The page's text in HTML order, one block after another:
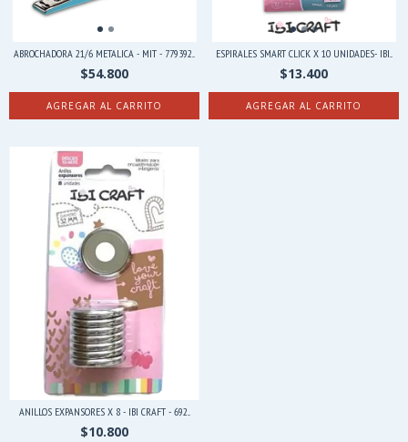
ABROCHADORA 21/6 METALICA - MIT - 779392...
$54.800
ESPIRALES SMART CLICK X 10 UNIDADES- IBI...
$13.400
ANILLOS EXPANSORES X 8 - IBI CRAFT - 692...
$10.800